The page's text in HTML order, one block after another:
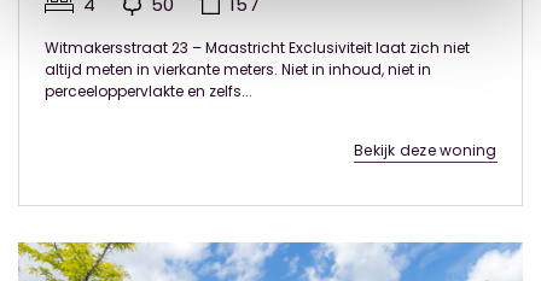
Witmakersstraat 23 – Maastricht Exclusiviteit laat zich niet
altijd meten in vierkante meters. Niet in inhoud, niet in
perceeloppervlakte en zelfs...
Bekijk deze woning